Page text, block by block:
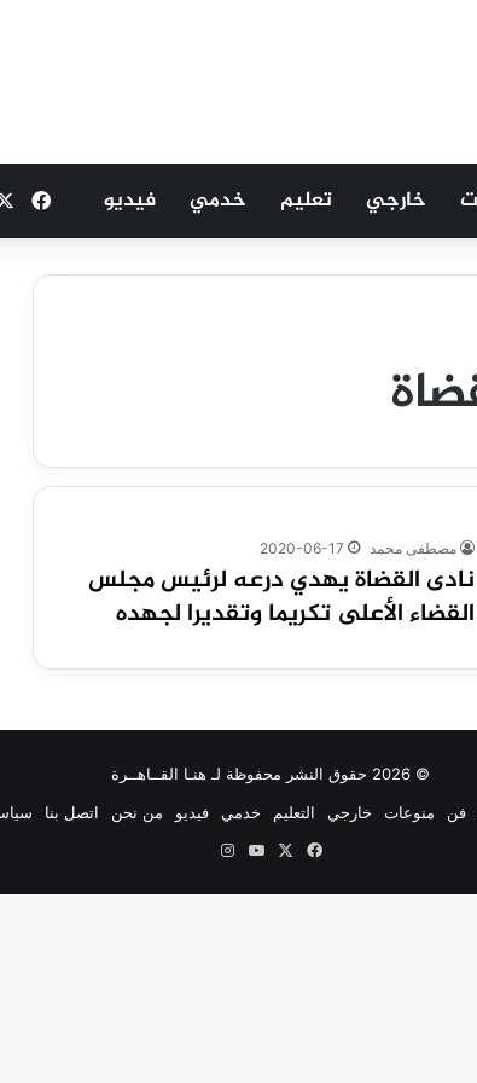
خارجي تعليم خدمي فيديو
مصطفى محمد 2020-06-17
نادى القضاة يهدي درعه لرئيس مجلس
القضاء الأعلى تكريما وتقديرا لجهده
© 2026 حقوق النشر محفوظة لـ هنـا القــاهــرة
فن منوعات خارجي التعليم خدمي فيديو من نحن اتصل بنا
فيسبوك ‫YouTubeانستقرام